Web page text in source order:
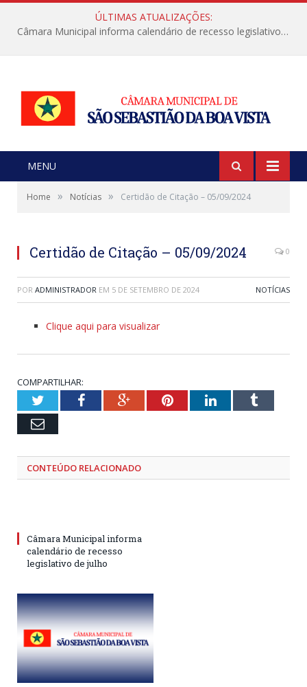
ÚLTIMAS ATUALIZAÇÕES:
Câmara Municipal informa calendário de recesso legislativo de julho
MENU
Home » Notícias » Certidão de Citação – 05/09/2024
Certidão de Citação – 05/09/2024 0
POR ADMINISTRADOR EM 5 DE SETEMBRO DE 2024 NOTÍCIAS
Clique aqui para visualizar
COMPARTILHAR:
TwitterFacebookGoogle+PinterestLinkedInTumblr
Email
CONTEÚDO RELACIONADO
Câmara Municipal informa
calendário de recesso
legislativo de julho